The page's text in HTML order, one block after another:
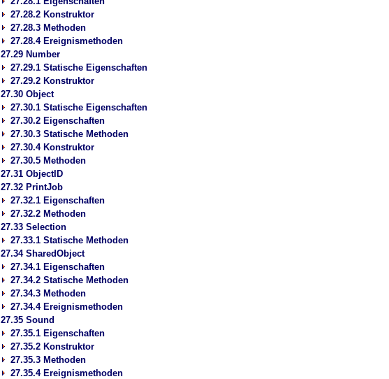
27.28.2 Konstruktor
27.28.3 Methoden
27.28.4 Ereignismethoden
27.29 Number
27.29.1 Statische Eigenschaften
27.29.2 Konstruktor
27.30 Object
27.30.1 Statische Eigenschaften
27.30.2 Eigenschaften
27.30.3 Statische Methoden
27.30.4 Konstruktor
27.30.5 Methoden
27.31 ObjectID
27.32 PrintJob
27.32.1 Eigenschaften
27.32.2 Methoden
27.33 Selection
27.33.1 Statische Methoden
27.34 SharedObject
27.34.1 Eigenschaften
27.34.2 Statische Methoden
27.34.3 Methoden
27.34.4 Ereignismethoden
27.35 Sound
27.35.1 Eigenschaften
27.35.2 Konstruktor
27.35.3 Methoden
27.35.4 Ereignismethoden